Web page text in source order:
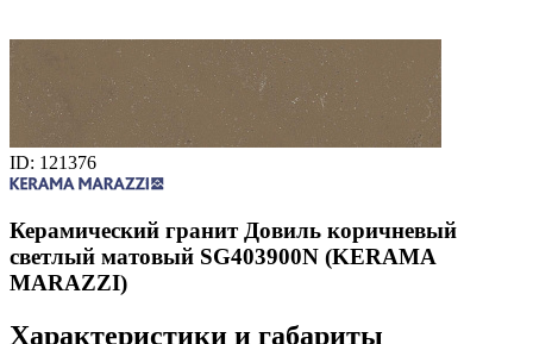
ID: 121376
Керамический гранит Довиль коричневый
светлый матовый SG403900N (KERAMA
MARAZZI)
Характеристики и габариты